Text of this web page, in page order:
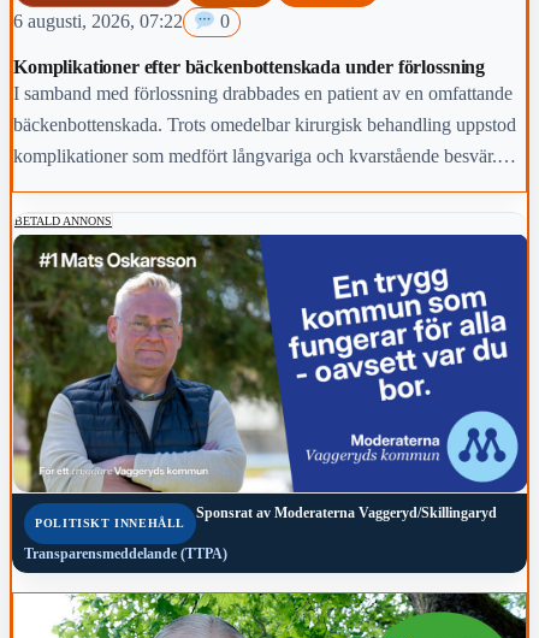
6 augusti, 2026, 07:22 0
Komplikationer efter bäckenbottenskada under förlossning
I samband med förlossning drabbades en patient av en omfattande
bäckenbottenskada. Trots omedelbar kirurgisk behandling uppstod
komplikationer som medfört långvariga och kvarstående besvär.
Region Jönköpings län anmäler händelsen för prövning enligt lex
Maria.
BETALD ANNONS
POLITISKT INNEHÅLL
Sponsrat av Moderaterna Vaggeryd/Skillingaryd
Transparensmeddelande (TTPA)